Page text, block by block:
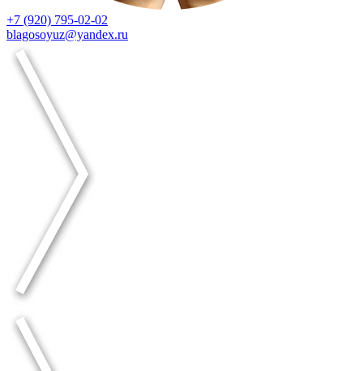
+7 (920) 795-02-02
blagosoyuz@yandex.ru